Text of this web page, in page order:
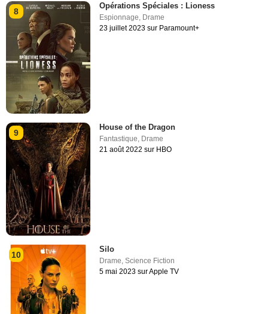
8
Opérations Spéciales : Lioness
Espionnage, Drame
23 juillet 2023 sur Paramount+
9
House of the Dragon
Fantastique, Drame
21 août 2022 sur HBO
10
Silo
Drame ,Science Fiction
5 mai 2023 sur Apple TV